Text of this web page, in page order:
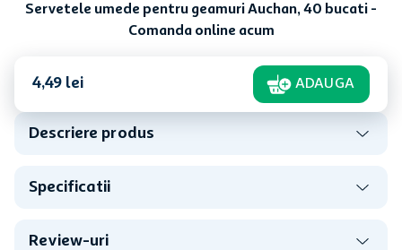
Servetele umede pentru geamuri Auchan, 40 bucati -
Comanda online acum
4,49 lei ADAUGA
Descriere produs
Specificatii
Review-uri